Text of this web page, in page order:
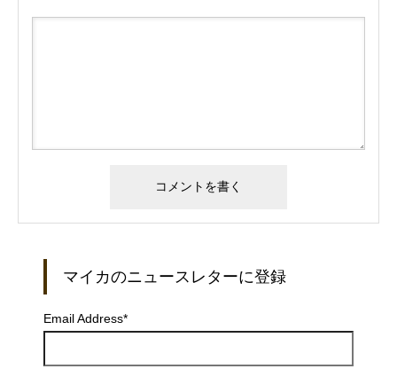
マイカのニュースレターに登録
Email Address*